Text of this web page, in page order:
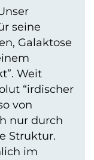
seine
Galaktose
Weit
“irdischer
von
nur durch
Struktur.
im